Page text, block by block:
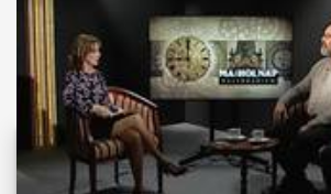
Videóink megtekinthetőek
Youtube-csatornánkon is!